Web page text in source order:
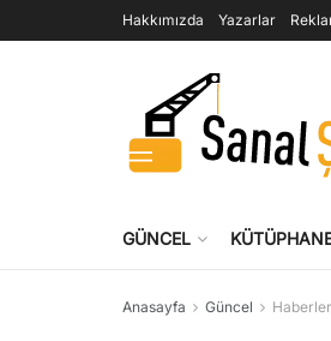
Hakkımızda Yazarlar
GÜNCEL
Anasayfa Güncel Haberler